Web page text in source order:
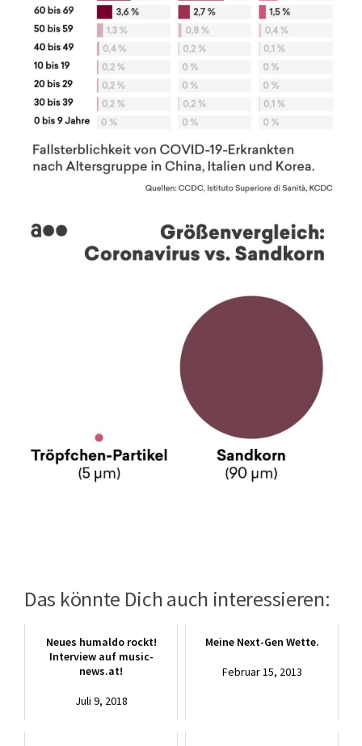
Das könnte Dich auch interessieren:
Neues humaldo rockt!
Interview auf music-
news.at!
Juli 9, 2018
Meine Next-Gen Wette.
Februar 15, 2013